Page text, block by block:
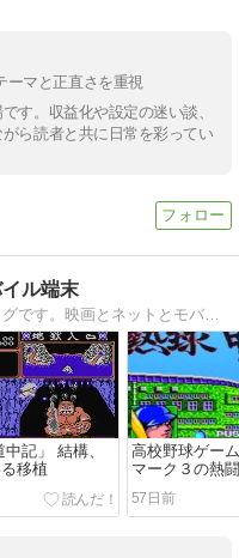
ーマと正直さを重視
す。収益化や設定の迷い談、
ら読者と共に日常を彩ってい
ル端末
映画とネットとモバイル機器のブログです。映画とネットとモバイル機器のブログ。珍しいもの、面白いもの大好きです。
記」 結構、
移植
高校野球ゲー
マーク３の熱
なり早い段階
57日前